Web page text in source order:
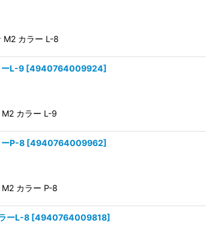
M2 カラー L-8
ーL-9 [4940764009924]
カラー L-9
ーP-8 [4940764009962]
カラー P-8
ーL-8 [4940764009818]